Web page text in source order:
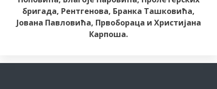
бригада, Рентгенова, Бранка Ташковића,
Јована Павловића, Првобораца и Христијана
Карпоша.